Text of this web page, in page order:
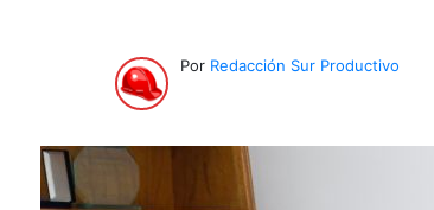
Por Redacción Sur Productivo